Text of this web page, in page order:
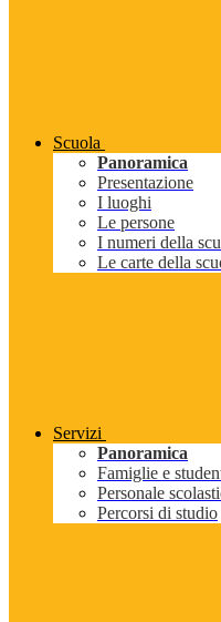
Scuola
Panoramica
Presentazione
I luoghi
Le persone
I numeri della
Le carte della
Servizi
Panoramica
Famiglie e
Personale
Percorsi di studio